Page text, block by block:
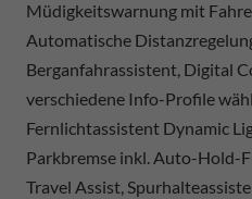
Müdigkeitswarnung mit
Automatische
Berganfahrassistent, Digital
verschiedene Info-Profile
Fernlichtassistent Dynamic
Parkbremse inkl. Auto-Hold-
Travel Assist,